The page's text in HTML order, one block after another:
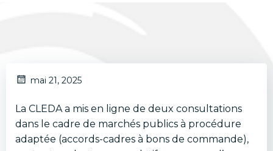
mai 21, 2025
La CLEDA a mis en ligne de deux consultations
dans le cadre de marchés publics à procédure
adaptée (accords-cadres à bons de commande),